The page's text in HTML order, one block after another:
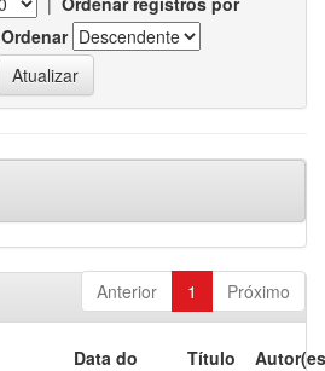
Ordenar
Anterior 1 Próximo
Data do
Título